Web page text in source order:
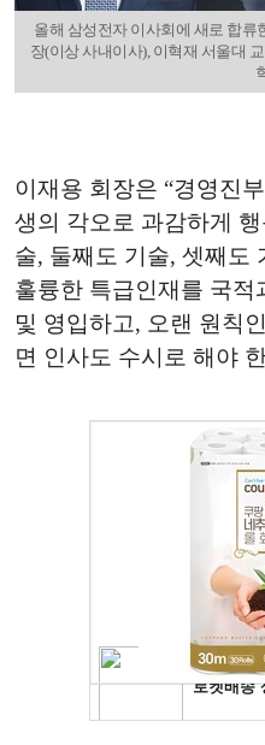
올해 삼성전자 이사회에 새로 합류
장(이상 사내이사), 이혁재 서울대
이재용 회장은 “경영진
생의 각오로 과감하게 행
술, 둘째도 기술, 셋째도
훌륭한 특급인재를 국적
및 영입하고, 오랜 원칙
면 인사도 수시로 해야